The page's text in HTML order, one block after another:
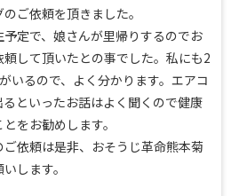
ご依頼を頂きました。
定で、娘さんが里帰りするのでお
して頂いたとの事でした。私にも2
いるので、よく分かります。エアコ
といったお話はよく聞くので健康
をお勧めします。
依頼は是非、おそうじ革命熊本菊
します。